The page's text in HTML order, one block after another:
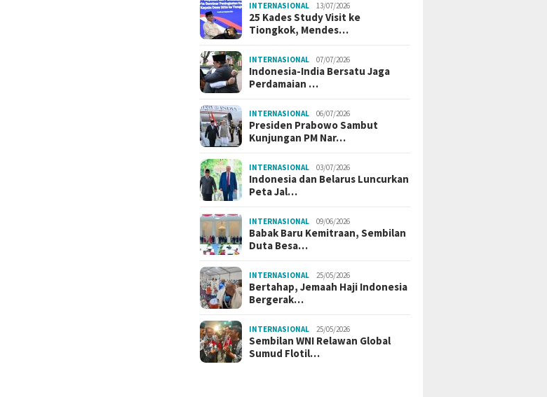
INTERNASIONAL 13/07/2026
25 Kades Study Visit ke
Tiongkok, Mendes…
INTERNASIONAL 07/07/2026
Indonesia-India Bersatu Jaga
Perdamaian …
INTERNASIONAL 06/07/2026
Presiden Prabowo Sambut
Kunjungan PM Nar…
INTERNASIONAL 03/07/2026
Indonesia dan Belarus Luncurkan
Peta Jal…
INTERNASIONAL 09/06/2026
Babak Baru Kemitraan, Sembilan
Duta Besa…
INTERNASIONAL 25/05/2026
Bertahap, Jemaah Haji Indonesia
Bergerak…
INTERNASIONAL 25/05/2026
Sembilan WNI Relawan Global
Sumud Flotil…